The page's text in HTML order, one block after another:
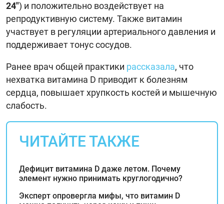
24") и положительно воздействует на
репродуктивную систему. Также витамин
участвует в регуляции артериального давления и
поддерживает тонус сосудов.
Ранее врач общей практики рассказала, что
нехватка витамина D приводит к болезням
сердца, повышает хрупкость костей и мышечную
слабость.
ЧИТАЙТЕ ТАКЖЕ
Дефицит витамина D даже летом. Почему
элемент нужно принимать круглогодично?
Эксперт опровергла мифы, что витамин D